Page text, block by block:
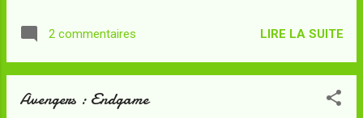
Sacha réalise qu'elle vit sans arrêt la même
l'un de ses élèves, et ses enfants comme
leur mère Nina ont été les témoins du crime.
Locke quittent Seattle pour une petite ville du
2 commentaires LIRE LA SUITE
Avengers : Endgame